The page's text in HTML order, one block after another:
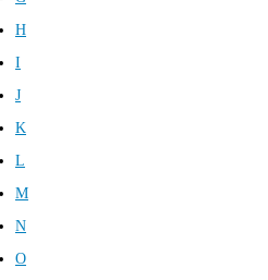
H
I
J
K
L
M
N
O